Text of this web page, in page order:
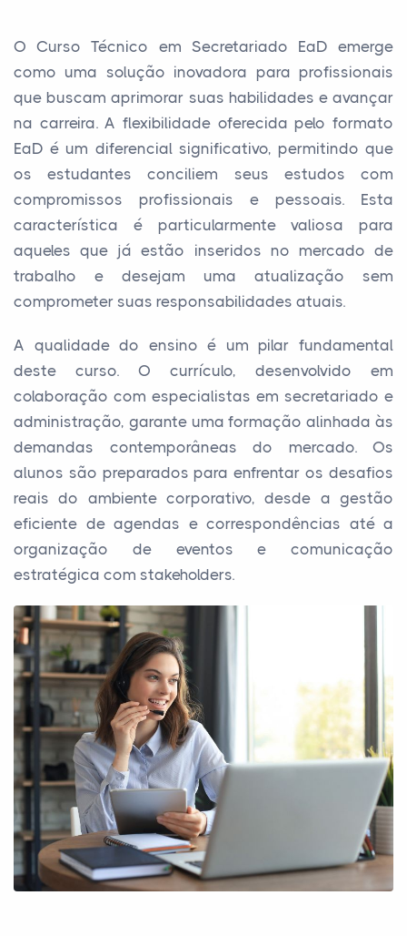
O Curso Técnico em Secretariado EaD emerge
como uma solução inovadora para profissionais
que buscam aprimorar suas habilidades e avançar
na carreira. A flexibilidade oferecida pelo formato
EaD é um diferencial significativo, permitindo que
os estudantes conciliem seus estudos com
compromissos profissionais e pessoais. Esta
característica é particularmente valiosa para
aqueles que já estão inseridos no mercado de
trabalho e desejam uma atualização sem
comprometer suas responsabilidades atuais.
A qualidade do ensino é um pilar fundamental
deste curso. O currículo, desenvolvido em
colaboração com especialistas em secretariado e
administração, garante uma formação alinhada às
demandas contemporâneas do mercado. Os
alunos são preparados para enfrentar os desafios
reais do ambiente corporativo, desde a gestão
eficiente de agendas e correspondências até a
organização de eventos e comunicação
estratégica com stakeholders.